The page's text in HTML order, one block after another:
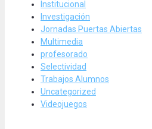
Institucional
Investigación
Jornadas Puertas Abiertas
Multimedia
profesorado
Selectividad
Trabajos Alumnos
Uncategorized
Videojuegos